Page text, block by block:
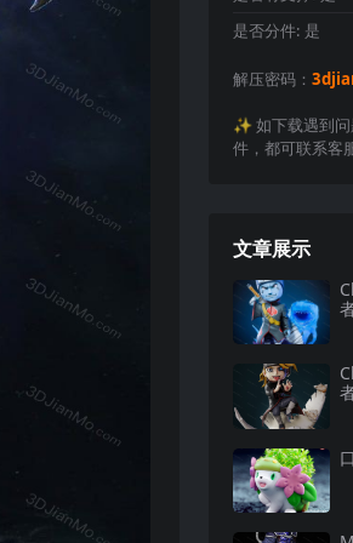
是否分件: 是
解压密码：
✨️ 如下载遇到
件，都可联系客
文章展示